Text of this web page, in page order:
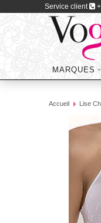
Service client
MARQUES
Accueil Lise